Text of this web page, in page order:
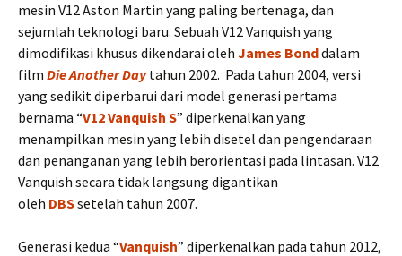
mesin V12 Aston Martin yang paling bertenaga, dan
sejumlah teknologi baru. Sebuah V12 Vanquish yang
dimodifikasi khusus dikendarai oleh James Bonddalam
film Die Another Day tahun 2002. Pada tahun 2004, versi
yang sedikit diperbarui dari model generasi pertama
bernama “V12 Vanquish S” diperkenalkan yang
menampilkan mesin yang lebih disetel dan pengendaraan
dan penanganan yang lebih berorientasi pada lintasan. V12
Vanquish secara tidak langsung digantikan
oleh DBSsetelah tahun 2007.
Generasi kedua “Vanquish” diperkenalkan pada tahun 2012,